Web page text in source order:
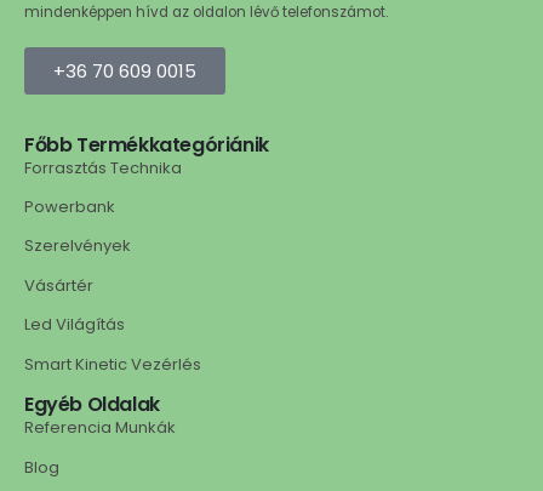
mindenképpen hívd az oldalon lévő telefonszámot.
+36 70 609 0015
Főbb Termékkategóriánik
Forrasztás Technika
Powerbank
Szerelvények
Vásártér
Led Világítás
Smart Kinetic Vezérlés
Egyéb Oldalak
Referencia Munkák
Blog